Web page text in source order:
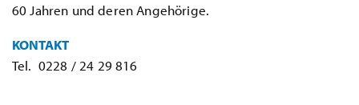
60 Jahren und deren Angehörige.
KONTAKT
Tel. 0228 / 24 29 816